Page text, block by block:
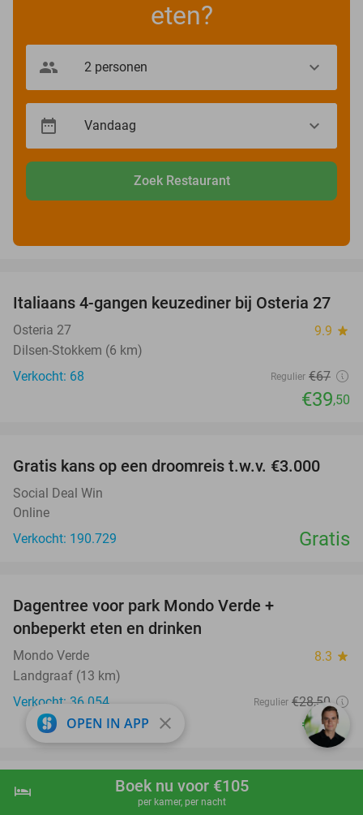
shopping_cart Boek nu
hotel Boek nu voor €105
per kamer, per nacht
eten?
Zoek Restaurant
41%
Italiaans 4-gangen keuzediner bij Osteria 27
Osteria 27 9.9 star
Dilsen-Stokkem (6 km)
Verkocht: 68
Regulier €67
€39,50
Gratis kans op een droomreis t.w.v. €3.000
Social Deal Win
Online
Verkocht: 190.729
Gratis
Dagentree voor park Mondo Verde +
onbeperkt eten en drinken
Mondo Verde 8.3 star
Landgraaf (13 km)
Verkocht: 36.054
Regulier €28,50
€21,50
favorite_border
Entree voor GaiaZOO
OPEN IN APP close